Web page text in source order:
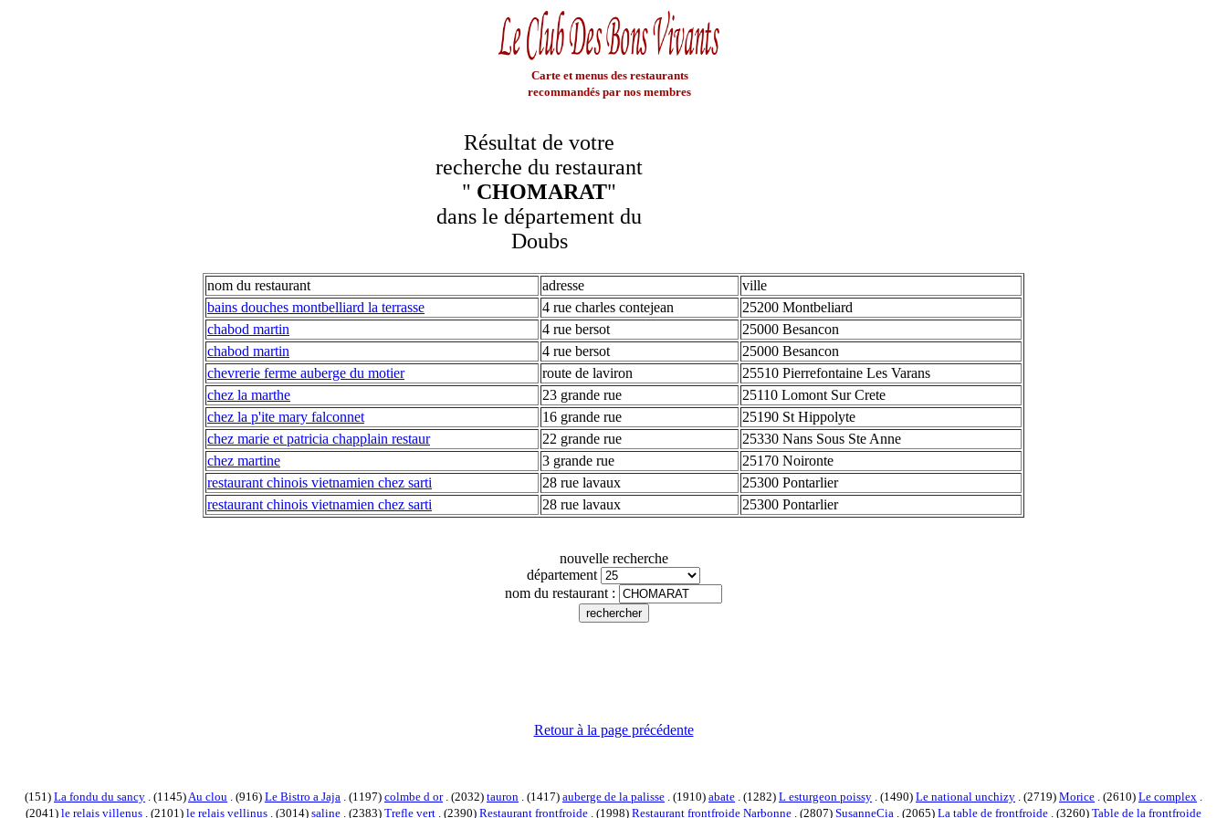
Carte et menus des restaurants
recommandés par nos membres
Résultat de votre
recherche du restaurant
" CHOMARAT"
dans le département du
Doubs
nom du restaurant adresse
ville
bains douches montbelliard la terrasse
4 rue charles contejean
25200 Montbeliard
chabod martin
4 rue bersot
25000 Besancon
chabod martin
4 rue bersot
25000 Besancon
chevrerie ferme auberge du motier
route de laviron
25510 Pierrefontaine Les Varans
chez la marthe
23 grande rue
25110 Lomont Sur Crete
chez la p'ite mary falconnet
16 grande rue
25190 St Hippolyte
chez marie et patricia chapplain restaur
22 grande rue
25330 Nans Sous Ste Anne
chez martine
3 grande rue
25170 Noironte
restaurant chinois vietnamien chez sarti
28 rue lavaux
25300 Pontarlier
restaurant chinois vietnamien chez sarti
28 rue lavaux 25300 Pontarlier
nouvelle recherche
département
nom du restaurant :
Retour à la page précédente
(151) La fondu du sancy . (1145)Au clou . (916) Le Bistro a Jaja . (1197) colmbe d or. (2032) tauron . (1417) auberge de la palisse . (1910) abate . (1282) L esturgeon poissy . (1490) Le national unchizy . (2719) Morice . (2610) Le complex .
(2041) le relais villenus . (2101) le relais vellinus . (3014) saline . (2383) Trefle vert . (2390) Restaurant frontfroide . (1998) Restaurant frontfroide Narbonne . (2807) SusanneCia . (2065) La table de frontfroide . (3260) Table de la frontfroide